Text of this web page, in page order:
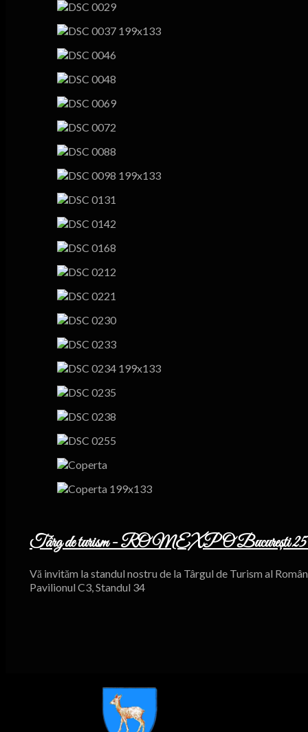
Târg de turism - ROMEXPO București 25 -
Vă invităm la standul nostru de la Târgul de Turism al
Pavilionul C3, Standul 34